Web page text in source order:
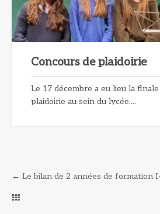
Concours de plaidoirie
Le 17 décembre a eu lieu la
plaidoirie au sein du lycée....
← Le bilan de 2 années de formation